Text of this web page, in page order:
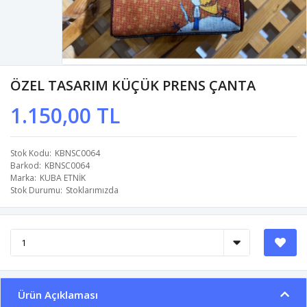
ÖZEL TASARIM KÜÇÜK PRENS ÇANTA
1.150,00 TL
Stok Kodu KBNSC0064
Barkod KBNSC0064
Marka KUBA ETNİK
Stok Durumu Stoklarımızda
Ürün Açıklaması